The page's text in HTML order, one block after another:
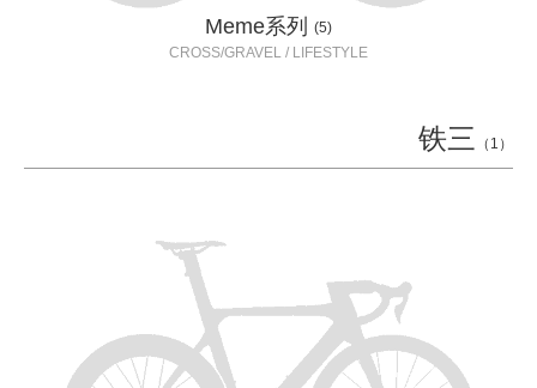
Meme系列
(5)
CROSS/GRAVEL / LIFESTYLE
铁三 （1）